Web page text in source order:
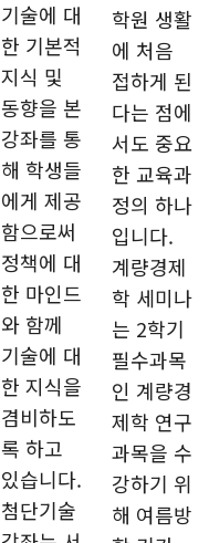
기술에 대
한 기본적
지식 및
동향을 본
강좌를 통
해 학생들
에게 제공
함으로써
정책에 대
한 마인드
와 함께
기술에 대
한 지식을
겸비하도
록 하고
있습니다.
첨단기술
학원 생활
에 처음
접하게 된
다는 점에
서도 중요
한 교육과
정의 하나
입니다.
계량경제
학 세미나
는 2학기
필수과목
인 계량경
제학 연구
과목을 수
강하기 위
해 여름방